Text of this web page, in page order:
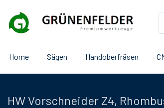
Home Sägen Handoberfräsen
HW Vorschneider Z4,